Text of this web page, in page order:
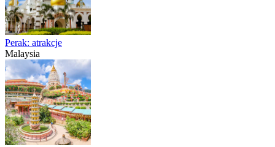
Perak: atrakcje
Malaysia